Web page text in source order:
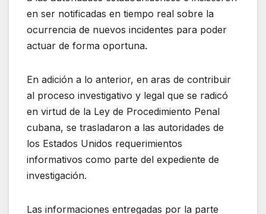
en ser notificadas en tiempo real sobre la
ocurrencia de nuevos incidentes para poder
actuar de forma oportuna.
En adición a lo anterior, en aras de contribuir
al proceso investigativo y legal que se radicó
en virtud de la Ley de Procedimiento Penal
cubana, se trasladaron a las autoridades de
los Estados Unidos requerimientos
informativos como parte del expediente de
investigación.
Las informaciones entregadas por la parte